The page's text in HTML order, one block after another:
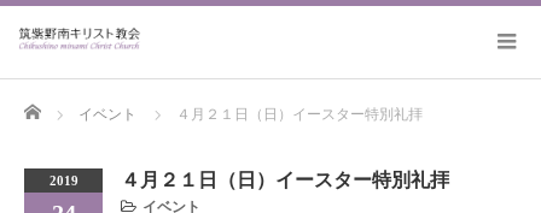
Home イベント ４月２１日（日）イースター特別礼拝
2019 ４月２１日（日）イースター特別礼拝
イベント